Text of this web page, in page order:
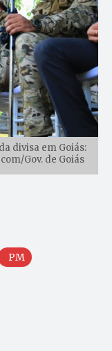
divisa em Goiás:
Gov. de Goiás
PM